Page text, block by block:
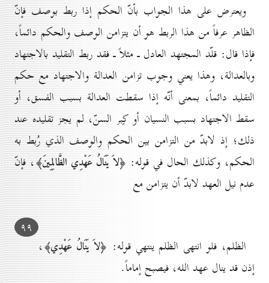
ويعترض على هذا الجواب بأنّ الحكم إذا ربط بوصف فإنّ
الظاهر عرفاً من هذا الربط هو أن يتزامن الوصف والحكم دائماً،
فإذا قال: قلّد المجتهد العادل ـ مثلاً ـ فقد ربط التقليد بالاجتهاد
وبالعدالة، وهذا يعني وجوب تزامن العدالة والاجتهاد مع حكم
التقليد دائماً، بمعنى أنّه إذا سقطت العدالة بسبب الفسق، أو
سقط الاجتهاد بسبب النسيان أو كِبر السنّ، لم يجز تقليده عند
ذلك؛ إذ لابدّ من التزامن بين الحكم والوصف الذي رُبط به
الحكم، وكذلك الحال في قوله: ﴿لاَ يَنَالُ عَهْدِي الظَّالِمِينَ﴾، فإنّ
عدم نيل العهد لابدّ أن يتزامن مع
۹۹
الظلم، فلو انتهى الظلم ينتهي قوله: ﴿لاَ يَنَالُ عَهْدِي﴾،
إذن قد ينال عهد الله، فيصبح إماماً.